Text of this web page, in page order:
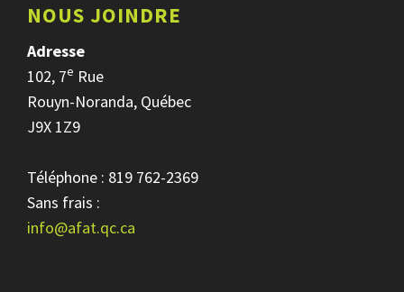
NOUS JOINDRE
Adresse
102, 7e Rue
Rouyn-Noranda, Québec
J9X 1Z9
Téléphone : 819 762-2369
Sans frais :
info@afat.qc.ca